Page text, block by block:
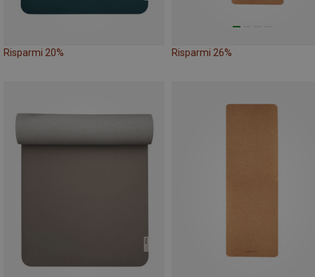
Risparmi 20% Risparmi 26%